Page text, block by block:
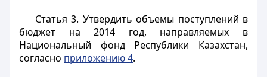
Статья 3. Утвердить объемы поступлений в
бюджет на 2014 год, направляемых в
Национальный фонд Республики Казахстан,
согласно приложению 4.